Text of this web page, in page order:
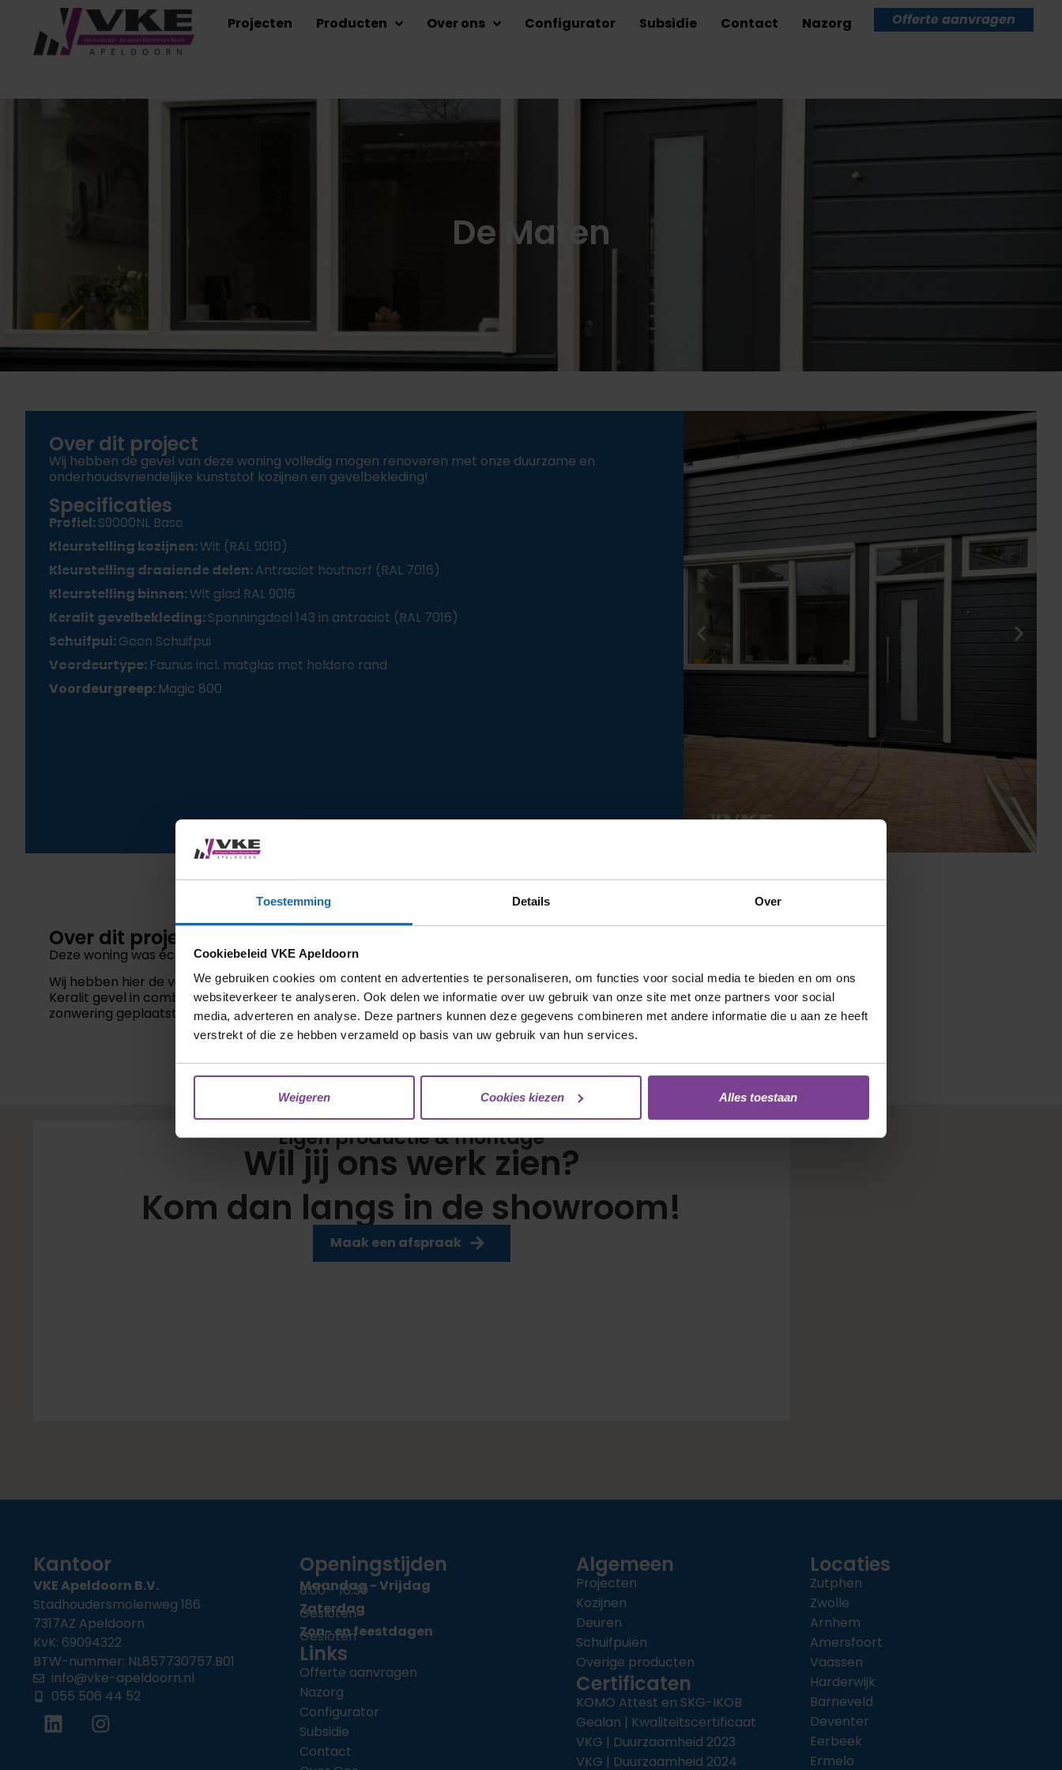
Toestemming Details Over
Cookiebeleid VKE Apeldoorn
We gebruiken cookies om content en advertenties te personaliseren, om functies voor social media te bieden en om ons
websiteverkeer te analyseren. Ook delen we informatie over uw gebruik van onze site met onze partners voor social
media, adverteren en analyse. Deze partners kunnen deze gegevens combineren met andere informatie die u aan ze heeft
verstrekt of die ze hebben verzameld op basis van uw gebruik van hun services.
Weigeren Cookies kiezen Alles toestaan
Projecten Producten Over ons Configurator Subsidie Contact Nazorg Offerte aanvragen
De Maten
Over dit project
Wij hebben de gevel van deze woning volledig mogen renoveren met onze duurzame en
onderhoudsvriendelijke kunststof kozijnen en gevelbekleding!
Specificaties
Profiel:S9000NL Base
Kleurstelling kozijnen:Wit (RAL 9010)
Kleurstelling draaiende delen:Antraciet houtnerf (RAL 7016)
Kleurstelling binnen:Wit glad RAL 9016
Keralit gevelbekleding:Sponningdeel 143 in antraciet (RAL 7016)
Schuifpui:Geen Schuifpui
Voordeurtype: Faunus incl. matglas met heldere rand
Voordeurgreep: Magic 800
Over dit project
Deze woning was écht toe aan een nieuw jasje.
Wij hebben hier de volledige gevel mogen renoveren. De klant heeft gekozen voor een moderne look met een antracieten
Keralit gevel in combinatie met witte kunststof kozijnen met antracieten draaiende delen. Als finishing touch is er ook
zonwering geplaatst.
Eigen productie & montage
Wil jij ons werk zien?
Kom dan langs in de showroom!
Maak een afspraak
Kantoor
VKE Apeldoorn B.V.
Stadhoudersmolenweg 186
7317AZ Apeldoorn
KvK: 69094322
BTW-nummer: NL857730757.B01
info@vke-apeldoorn.nl
055 506 44 52
Openingstijden
Maandag - Vrijdag
8:00 - 16:30
Zaterdag
Gesloten
Zon- en feestdagen
Gesloten
Links
Offerte aanvragen
Nazorg
Configurator
Subsidie
Contact
Algemeen
Projecten
Kozijnen
Deuren
Schuifpuien
Overige producten
Certificaten
KOMO Attest en SKG-IKOB
Gealan | Kwaliteitscertificaat
VKG | Duurzaamheid 2023
VKG | Duurzaamheid 2024
Locaties
Zutphen
Zwolle
Arnhem
Amersfoort
Vaassen
Harderwijk
Barneveld
Deventer
Eerbeek
Ermelo